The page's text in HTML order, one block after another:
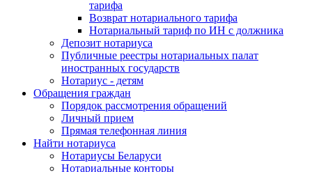
тарифа
Возврат нотариального тарифа
Нотариальный тариф по ИН с должника
Депозит нотариуса
Публичные реестры нотариальных палат
иностранных государств
Нотариус - детям
Обращения граждан
Порядок рассмотрения обращений
Личный прием
Прямая телефонная линия
Найти нотариуса
Нотариусы Беларуси
Нотариальные конторы